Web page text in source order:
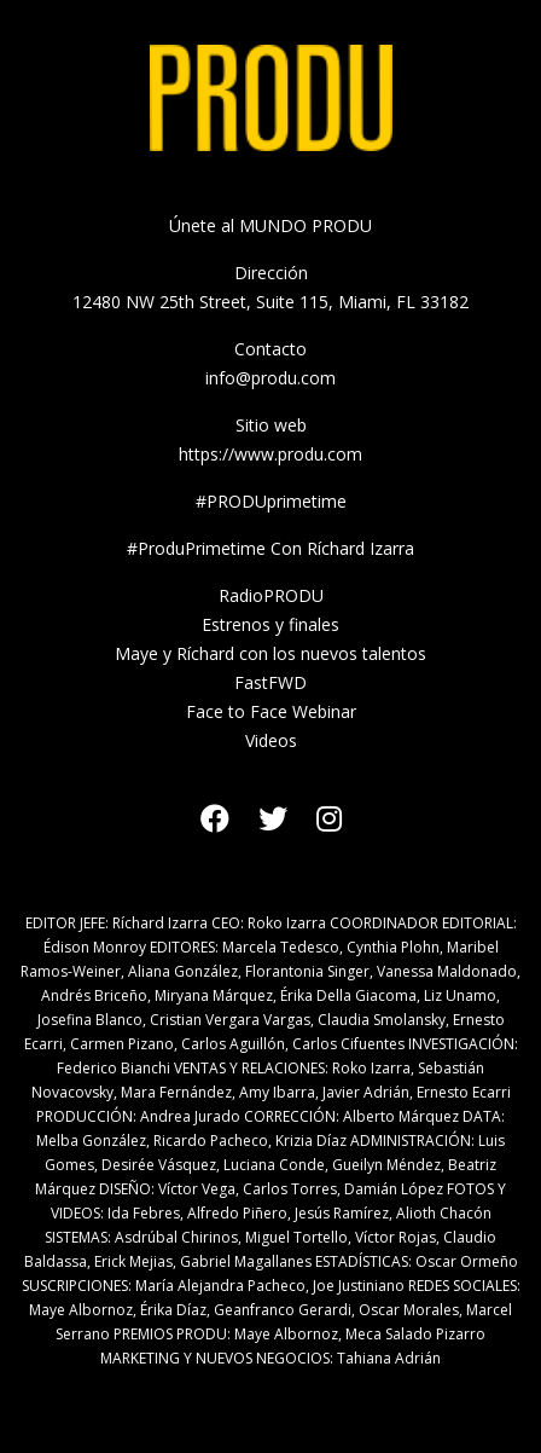
Únete al MUNDO PRODU
Dirección
12480 NW 25th Street, Suite 115, Miami, FL 33182
Contacto
info@produ.com
Sitio web
https://www.produ.com
#PRODUprimetime
#ProduPrimetime Con Ríchard Izarra
RadioPRODU
Estrenos y finales
Maye y Ríchard con los nuevos talentos
FastFWD
Face to Face Webinar
Videos
EDITOR JEFE: Ríchard Izarra CEO: Roko Izarra COORDINADOR EDITORIAL:
Édison Monroy EDITORES: Marcela Tedesco, Cynthia Plohn, Maribel
Ramos-Weiner, Aliana González, Florantonia Singer, Vanessa Maldonado,
Andrés Briceño, Miryana Márquez, Érika Della Giacoma, Liz Unamo,
Josefina Blanco, Cristian Vergara Vargas, Claudia Smolansky, Ernesto
Ecarri, Carmen Pizano, Carlos Aguillón, Carlos Cifuentes INVESTIGACIÓN:
Federico Bianchi VENTAS Y RELACIONES: Roko Izarra, Sebastián
Novacovsky, Mara Fernández, Amy Ibarra, Javier Adrián, Ernesto Ecarri
PRODUCCIÓN: Andrea Jurado CORRECCIÓN: Alberto Márquez DATA:
Melba González, Ricardo Pacheco, Krizia Díaz ADMINISTRACIÓN: Luis
Gomes, Desirée Vásquez, Luciana Conde, Gueilyn Méndez, Beatriz
Márquez DISEÑO: Víctor Vega, Carlos Torres, Damián López FOTOS Y
VIDEOS: Ida Febres, Alfredo Piñero, Jesús Ramírez, Alioth Chacón
SISTEMAS: Asdrúbal Chirinos, Miguel Tortello, Víctor Rojas, Claudio
Baldassa, Erick Mejias, Gabriel Magallanes ESTADÍSTICAS: Oscar Ormeño
SUSCRIPCIONES: María Alejandra Pacheco, Joe Justiniano REDES SOCIALES:
Maye Albornoz, Érika Díaz, Geanfranco Gerardi, Oscar Morales, Marcel
Serrano PREMIOS PRODU: Maye Albornoz, Meca Salado Pizarro
MARKETING Y NUEVOS NEGOCIOS: Tahiana Adrián